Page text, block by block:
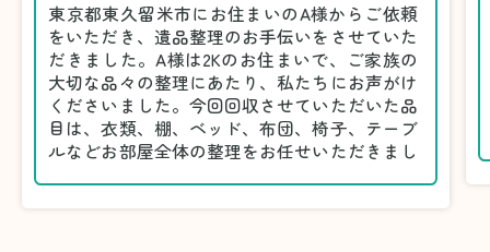
東京都東久留米市にお住まいのA様からご依頼
をいただき、遺品整理のお手伝いをさせていた
だきました。A様は2Kのお住まいで、ご家族の
大切な品々の整理にあたり、私たちにお声がけ
くださいました。今回回収させていただいた品
目は、衣類、棚、ベッド、布団、椅子、テーブ
ルなどお部屋全体の整理をお任せいただきまし